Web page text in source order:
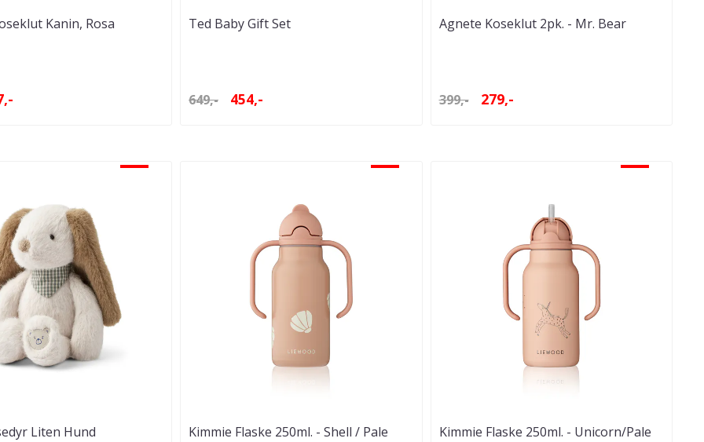
Kanin, Rosa Ted Baby Gift Set
649,- 454,-
Agnete Koseklut 2pk. - Mr. Bear
399,- 279,-
-30%
Liten Hund
-30%
Kimmie Flaske 250ml. - Shell / Pale
-30%
Kimmie Flaske 250ml. - Unicorn/Pale